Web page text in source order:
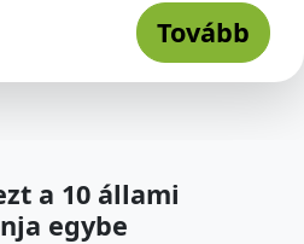
Tovább
a 10 állami
egybe